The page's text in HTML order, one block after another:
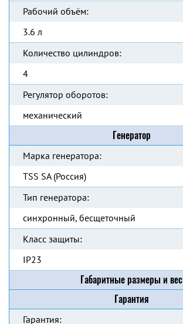
Рабочий объём:
3.6 л
Количество цилиндров:
4
Регулятор оборотов:
механический
Генератор
Марка генератора:
TSS SA (Россия)
Тип генератора:
синхронный, бесщеточный
Класс защиты:
IP23
Габаритные размеры и вес
Гарантия
Гарантия: